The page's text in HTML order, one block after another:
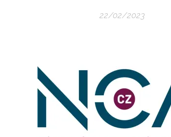
22/02/2023